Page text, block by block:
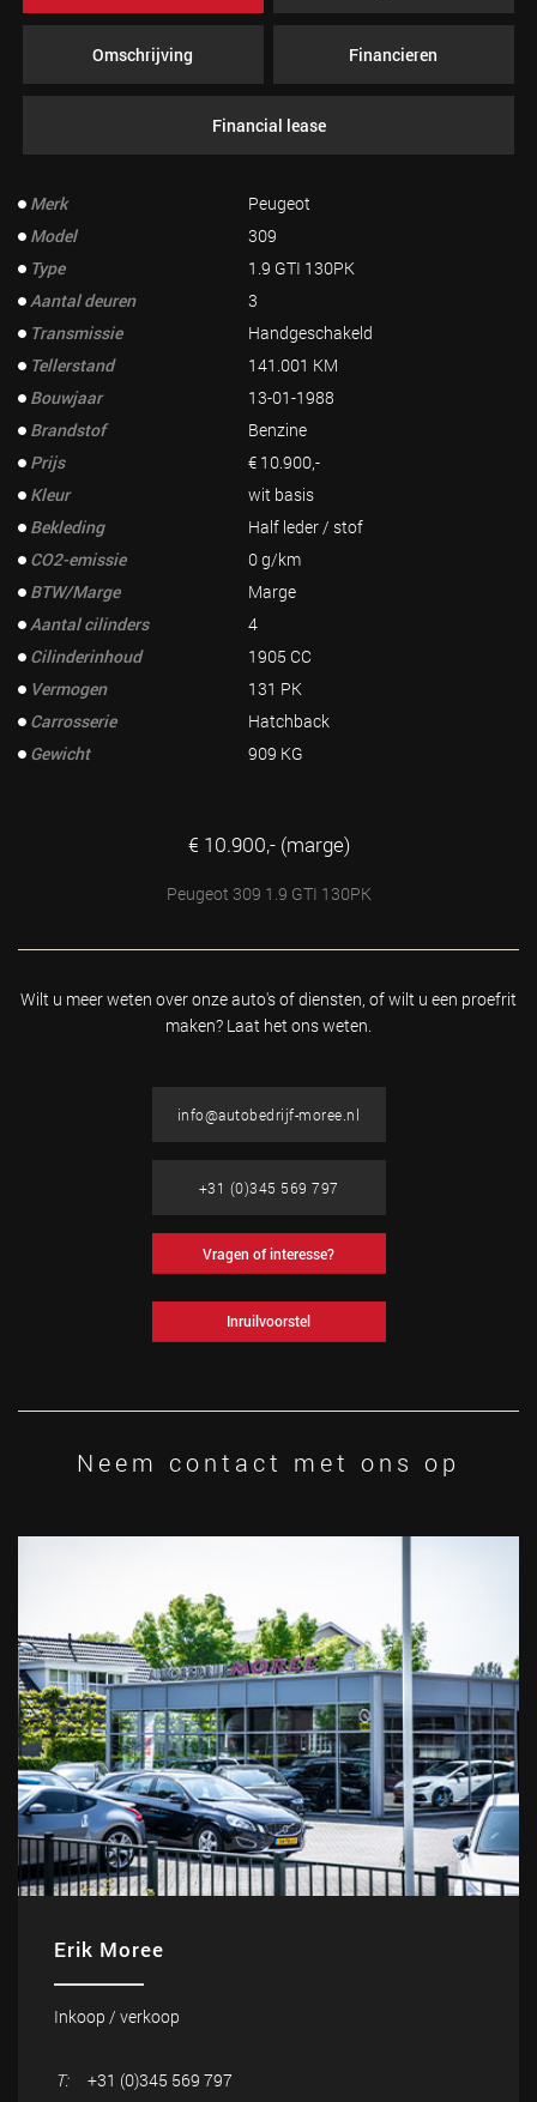
Omschrijving Financieren
Financial lease
Merk
Peugeot
Model
309
Type
1.9 GTI 130PK
Aantal deuren
3
Transmissie
Handgeschakeld
Tellerstand
141.001 KM
Bouwjaar
13-01-1988
Brandstof
Benzine
Prijs
€ 10.900,-
Kleur
wit basis
Bekleding
Half leder / stof
CO2-emissie
0 g/km
BTW/Marge
Marge
Aantal cilinders
4
Cilinderinhoud
1905 CC
Vermogen
131 PK
Carrosserie
Hatchback
Gewicht
909 KG
€ 10.900,- (marge)
Peugeot 309 1.9 GTI 130PK
Wilt u meer weten over onze auto's of diensten, of wilt u een proefrit
maken? Laat het ons weten.
info@autobedrijf-moree.nl
+31 (0)345 569 797
Vragen of interesse?
Inruilvoorstel
Neem contact met ons op
Erik Moree
Inkoop / verkoop
T: +31 (0)345 569 797